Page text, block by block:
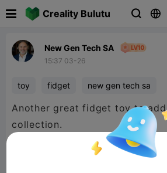
Creality Bulutu  
New Gen Tech SA
15:37 03-26
toy fidget new gen tech sa
Another great fidget toy to
collection.
I printed it on my Crealtiy Hi
Grey at a layer height of